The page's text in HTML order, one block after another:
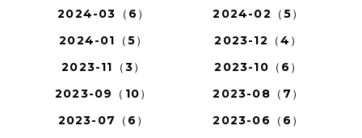
2024-03（6）
2024-02（5）
2024-01（5）
2023-12（4）
2023-11（3）
2023-10（6）
2023-09（10）
2023-08（7）
2023-07（6）
2023-06（6）